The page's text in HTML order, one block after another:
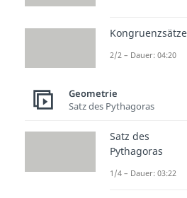
lässt
einer
indem die
ist die
Kongruenzsätze
2/2 – Dauer: 04:20
Geometrie
Satz des Pythagoras
Satz des
Pythagoras
1/4 – Dauer: 03:22